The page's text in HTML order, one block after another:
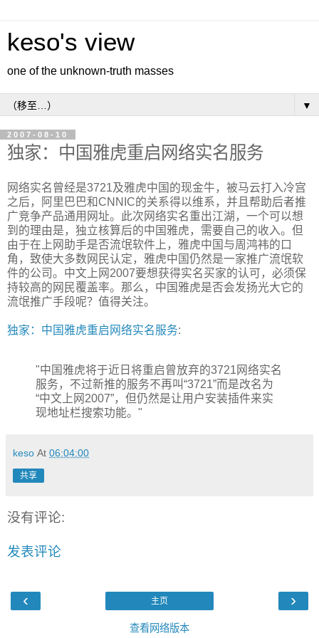
keso's view
one of the unknown-truth masses
▼
2007-08-10
独家：中国雅虎重启网络实名服务
网络实名曾经是3721及雅虎中国的现金牛，被马云打入冷宫
之后，阿里巴巴和CNNIC的关系得以维系，并且帮助后者推
广竞争产品通用网址。此次网络实名重出江湖，一个可以想
到的理由是，独立核算后的中国雅虎，需要自己的收入。但
由于在上网助手是否流氓软件上，雅虎中国与周鸿袆的口
角，致使大多数网民认定，雅虎中国仍然是一家推广流氓软
件的公司。中文上网2007要想获得实名买家的认可，必须保
持较高的网民覆盖率。那么，中国雅虎是否会发扬光大它的
流氓推广手段呢？值得关注。
独家：中国雅虎重启网络实名服务:
"中国雅虎将于近日将重启曾放弃的3721网络实名
服务，不过新推的服务不再叫“3721”而是改名为
“中文上网2007”，但仍然是让用户安装插件来实
现地址栏搜索功能。"
keso At 06:04:00
共享
没有评论:
发表评论
‹ ›
主页
查看网络版本